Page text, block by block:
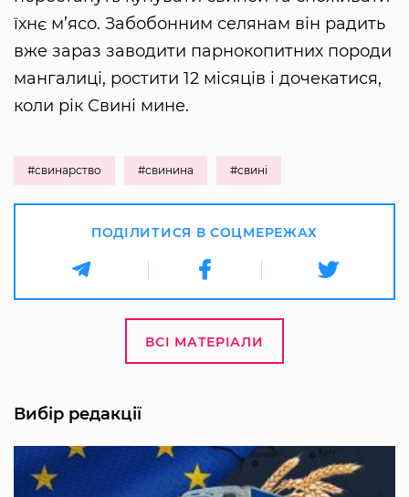
їхнє м’ясо. Забобонним селянам він радить
вже зараз заводити парнокопитних породи
мангалиці, ростити 12 місяців і дочекатися,
коли рік Свині мине.
#свинарство #свинина #свині
ПОДІЛИТИСЯ В СОЦМЕРЕЖАХ
ВСІ МАТЕРІАЛИ
Вибір редакції